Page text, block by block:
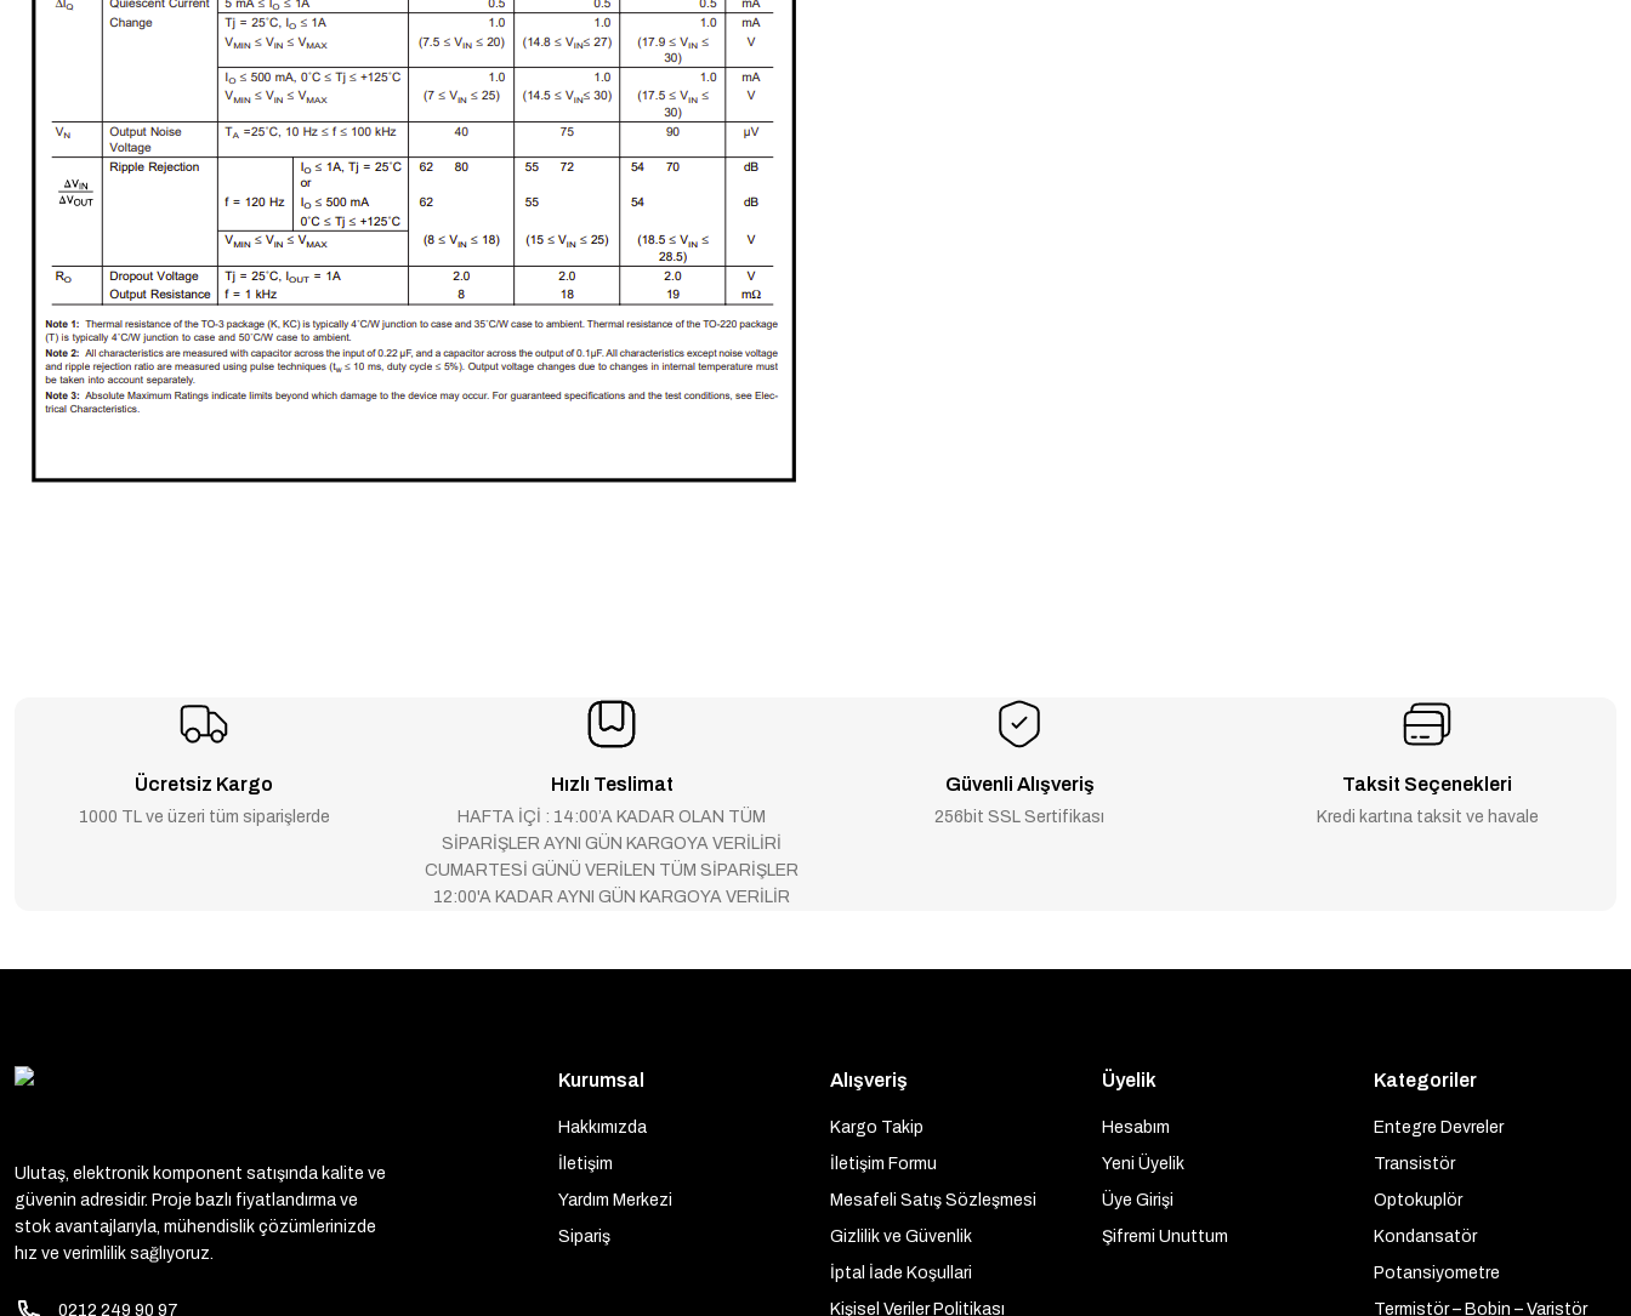
Ücretsiz Kargo
1000 TL ve üzeri tüm siparişlerde
Hızlı Teslimat
HAFTA İÇİ : 14:00’A KADAR OLAN TÜM
SİPARİŞLER AYNI GÜN KARGOYA VERİLİRİ
CUMARTESİ GÜNÜ VERİLEN TÜM SİPARİŞLER
12:00'A KADAR AYNI GÜN KARGOYA VERİLİR
Güvenli Alışveriş
256bit SSL Sertifikası
Taksit Seçenekleri
Kredi kartına taksit ve havale
Ulutaş, elektronik komponent satışında kalite ve
güvenin adresidir. Proje bazlı fiyatlandırma ve
stok avantajlarıyla, mühendislik çözümlerinizde
hız ve verimlilik sağlıyoruz.
0212 249 90 97
Kurumsal
Hakkımızda
İletişim
Yardım Merkezi
Sipariş
Alışveriş
Kargo Takip
İletişim Formu
Mesafeli Satış Sözleşmesi
Gizlilik ve Güvenlik
İptal İade Koşullari
Kişisel Veriler Politikası
Üyelik
Hesabım
Yeni Üyelik
Üye Girişi
Şifremi Unuttum
Kategoriler
Entegre Devreler
Transistör
Optokuplör
Kondansatör
Potansiyometre
Termistör – Bobin – Varistör